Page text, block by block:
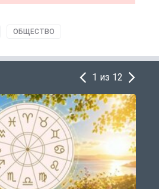
ОБЩЕСТВО
1 из 12